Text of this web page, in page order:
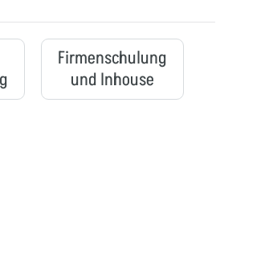
Firmenschulung
und Inhouse